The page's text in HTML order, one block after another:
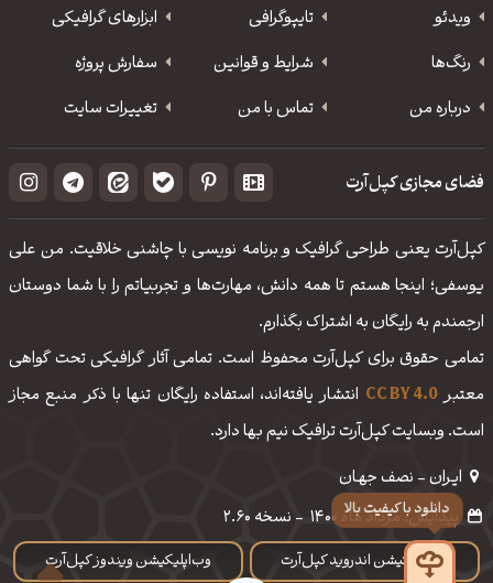
ویدئو
‌تایپوگرافی
ابزارهای گرافیکی
رنگ‌ها
شرایط و قوانین
سفارش پروژه
درباره من
تماس با من تغییرات سایت
فضای مجازی کپل‌آرت
کپل‌آرت یعنی طراحی گرافیک و برنامه نویسی با چاشنی خلاقیت. من علی
یوسفی؛ اینجا هستم تا همه دانش، مهارت‌‌ها و تجربیاتم را با شما دوستان
ارجمندم به رایگان به اشتراک بگذارم.
تمامی حقوق برای کپل‌آرت محفوظ است. تمامی آثار گرافیکی تحت گواهی
معتبرCC BY 4.0 انتشار یافته‌اند، استفاده رایگان تنها با ذکر منبع مجاز
است. وبسایت کپل‌آرت ترافیک نیم بها دارد.
ایـران - نصف جهـان
وب‌اپلیکیشن اندروید کپل‌آرت وب‌اپلیکیشن ویندوز کپل‌آرت
پیدایش: مرداد ماه 1400 - نسخه 2.60